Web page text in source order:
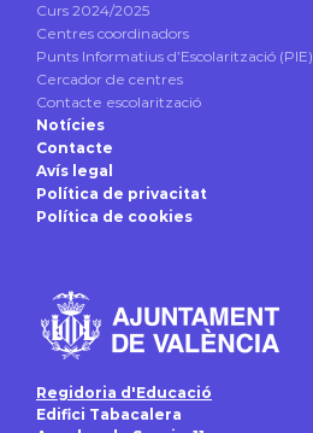
Curs 2024/2025
Centres coordinadors
Punts Informatius d’Escolarització (PIE)
Cercador de centres
Contacte escolarització
Notícies
Contacte
Avís legal
Política de privacitat
Política de cookies
Regidoria d'Educació
Edifici Tabacalera